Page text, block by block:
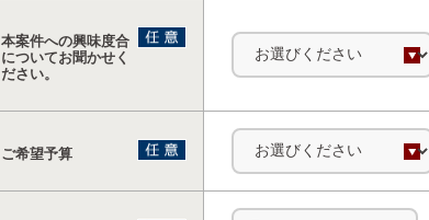
本案件への興味度合
についてお聞かせく
ださい。
ご希望予算